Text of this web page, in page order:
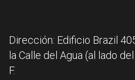
Dirección: Edificio Brazil
la Calle del Agua (al lado
F.